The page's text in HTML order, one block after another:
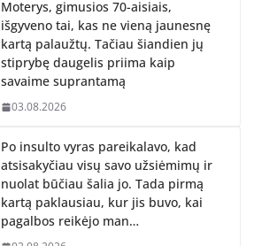
Moterys, gimusios 70-aisiais,
išgyveno tai, kas ne vieną jaunesnę
kartą palaužtų. Tačiau šiandien jų
stiprybę daugelis priima kaip
savaime suprantamą
03.08.2026
Po insulto vyras pareikalavo, kad
atsisakyčiau visų savo užsiėmimų ir
nuolat būčiau šalia jo. Tada pirmą
kartą paklausiau, kur jis buvo, kai
pagalbos reikėjo man…